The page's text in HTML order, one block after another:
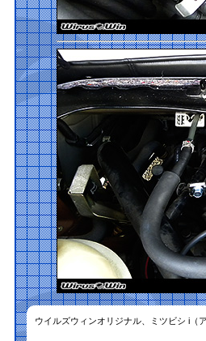
ウイルズウィンオリジナル、ミツビシ i（